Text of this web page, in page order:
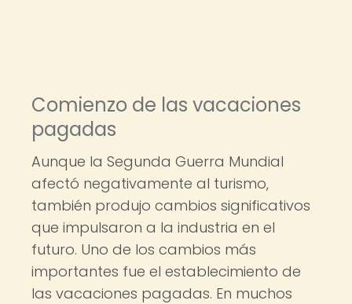
Comienzo de las vacaciones
pagadas
Aunque la Segunda Guerra Mundial
afectó negativamente al turismo,
también produjo cambios significativos
que impulsaron a la industria en el
futuro. Uno de los cambios más
importantes fue el establecimiento de
las vacaciones pagadas. En muchos